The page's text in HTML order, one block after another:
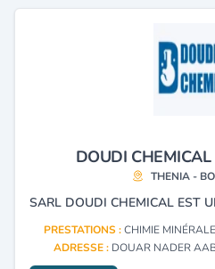
DOUDI
THENIA -
PRESTATIONS :CHIMIE
ADRESSE : DOUAR NADER